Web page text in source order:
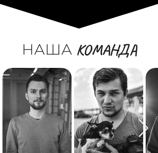
НАША КОМАНДА